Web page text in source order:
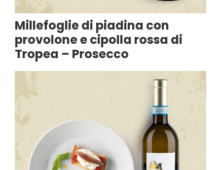
Millefoglie di piadina con
provolone e cipolla rossa di
Tropea – Prosecco